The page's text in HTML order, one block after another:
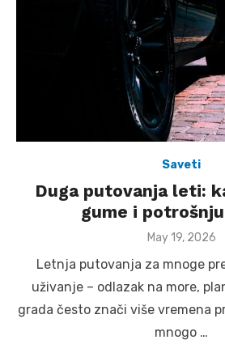
Saveti
Duga putovanja leti:
gume i
Posted
May 19, 2026
Letnja putovanja za mnoge
uživanje – odlazak na more,
grada često znači više vremena
mnogo …